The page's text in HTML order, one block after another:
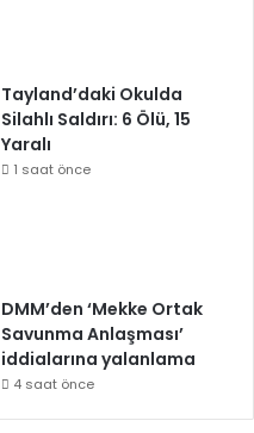
Tayland’daki Okulda
Silahlı Saldırı: 6 Ölü, 15
Yaralı
1 saat önce
DMM’den ‘Mekke Ortak
Savunma Anlaşması’
iddialarına yalanlama
4 saat önce